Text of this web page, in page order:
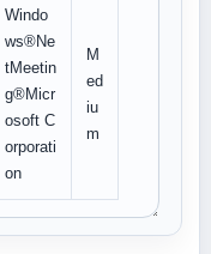
Windo
ws®Ne
tMeetin
g®Micr
osoft C
orporati
on
M
ed
iu
m